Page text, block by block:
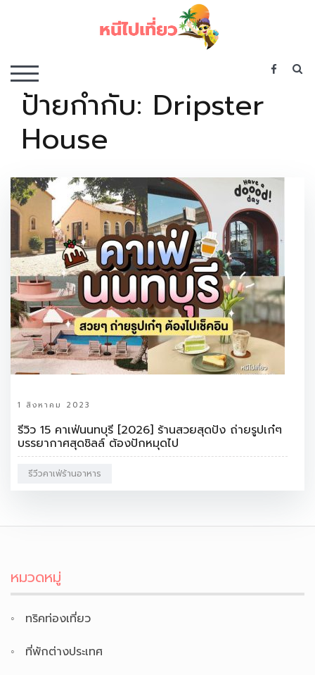
TOGGLE MOBILE MENU
ป้ายกำกับ: Dripster
House
1 สิงหาคม 2023
รีวิว 15 คาเฟ่นนทบุรี [2026] ร้านสวยสุดปัง ถ่ายรูปเก๋ๆ
บรรยากาศสุดชิลล์ ต้องปักหมุดไป
รีวีวคาเฟ่ร้านอาหาร
หมวดหมู่
ทริคท่องเที่ยว
ที่พักต่างประเทศ